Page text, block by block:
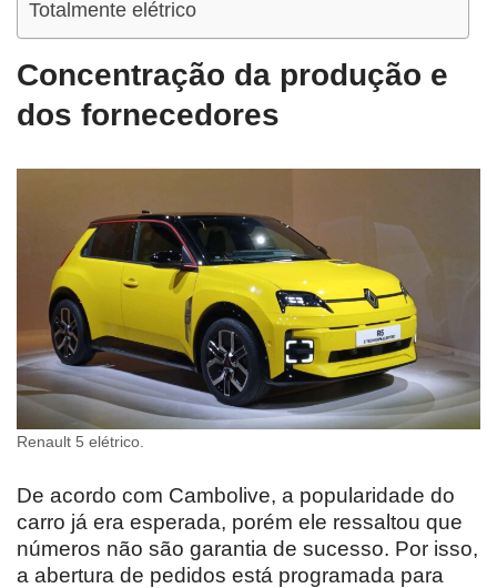
Totalmente elétrico
Concentração da produção e
dos fornecedores
Renault 5 elétrico.
De acordo com Cambolive, a popularidade do
carro já era esperada, porém ele ressaltou que
números não são garantia de sucesso. Por isso,
a abertura de pedidos está programada para